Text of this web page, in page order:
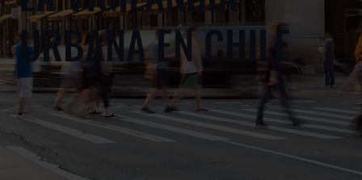
URBANA EN CHILE